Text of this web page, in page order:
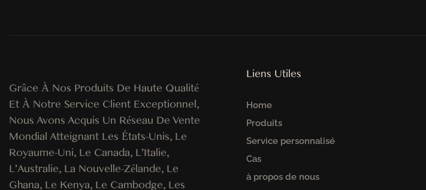
Grâce À Nos Produits De Haute Qualité
Et À Notre Service Client Exceptionnel,
Nous Avons Acquis Un Réseau De Vente
Mondial Atteignant Les États-Unis, Le
Royaume-Uni, Le Canada, L'Italie,
L'Australie, La Nouvelle-Zélande, Le
Ghana, Le Kenya, Le Cambodge, Les
Liens Utiles
Home
Produits
Service personnalisé
Cas
à propos de nous